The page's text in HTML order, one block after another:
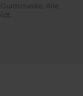
Alle